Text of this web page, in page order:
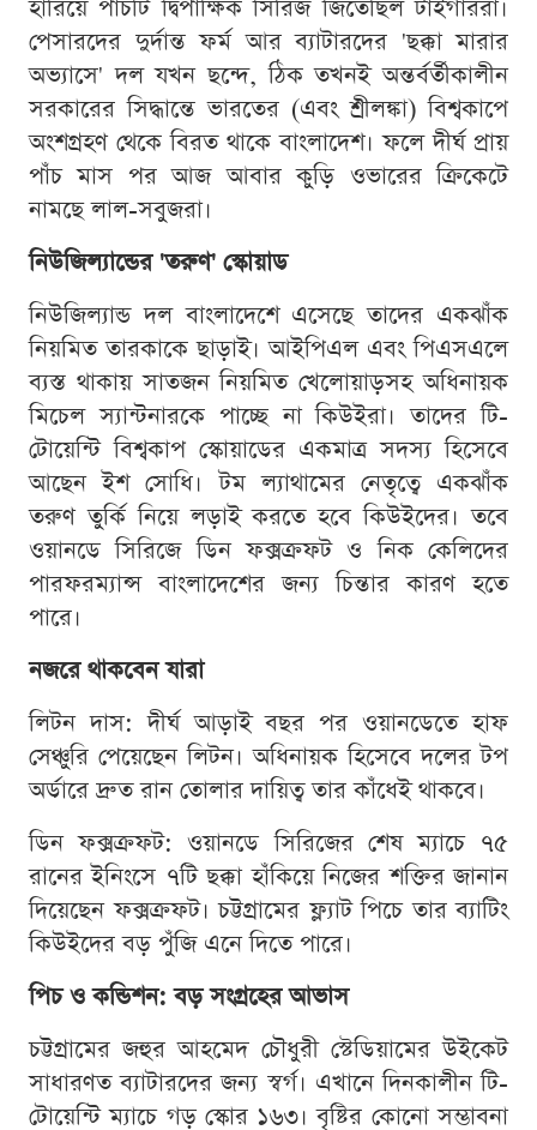
হারিয়ে পাঁচটি দ্বিপাক্ষিক সিরিজ জিতেছিল টাইগাররা।
পেসারদের দুর্দান্ত ফর্ম আর ব্যাটারদের 'ছক্কা মারার
অভ্যাসে' দল যখন ছন্দে, ঠিক তখনই অন্তর্বর্তীকালীন
সরকারের সিদ্ধান্তে ভারতের (এবং শ্রীলঙ্কা) বিশ্বকাপে
অংশগ্রহণ থেকে বিরত থাকে বাংলাদেশ। ফলে দীর্ঘ প্রায়
পাঁচ মাস পর আজ আবার কুড়ি ওভারের ক্রিকেটে
নামছে লাল-সবুজরা।
নিউজিল্যান্ডের 'তরুণ' স্কোয়াড
নিউজিল্যান্ড দল বাংলাদেশে এসেছে তাদের একঝাঁক
নিয়মিত তারকাকে ছাড়াই। আইপিএল এবং পিএসএলে
ব্যস্ত থাকায় সাতজন নিয়মিত খেলোয়াড়সহ অধিনায়ক
মিচেল স্যান্টনারকে পাচ্ছে না কিউইরা। তাদের টি-
টোয়েন্টি বিশ্বকাপ স্কোয়াডের একমাত্র সদস্য হিসেবে
আছেন ইশ সোধি। টম ল্যাথামের নেতৃত্বে একঝাঁক
তরুণ তুর্কি নিয়ে লড়াই করতে হবে কিউইদের। তবে
ওয়ানডে সিরিজে ডিন ফক্সক্রফট ও নিক কেলিদের
পারফরম্যান্স বাংলাদেশের জন্য চিন্তার কারণ হতে
পারে।
নজরে থাকবেন যারা
লিটন দাস: দীর্ঘ আড়াই বছর পর ওয়ানডেতে হাফ
সেঞ্চুরি পেয়েছেন লিটন। অধিনায়ক হিসেবে দলের টপ
অর্ডারে দ্রুত রান তোলার দায়িত্ব তার কাঁধেই থাকবে।
ডিন ফক্সক্রফট: ওয়ানডে সিরিজের শেষ ম্যাচে ৭৫
রানের ইনিংসে ৭টি ছক্কা হাঁকিয়ে নিজের শক্তির জানান
দিয়েছেন ফক্সক্রফট। চট্টগ্রামের ফ্ল্যাট পিচে তার ব্যাটিং
কিউইদের বড় পুঁজি এনে দিতে পারে।
পিচ ও কন্ডিশন: বড় সংগ্রহের আভাস
চট্টগ্রামের জহুর আহমেদ চৌধুরী স্টেডিয়ামের উইকেট
সাধারণত ব্যাটারদের জন্য স্বর্গ। এখানে দিনকালীন টি-
টোয়েন্টি ম্যাচে গড় স্কোর ১৬৩। বৃষ্টির কোনো সম্ভাবনা